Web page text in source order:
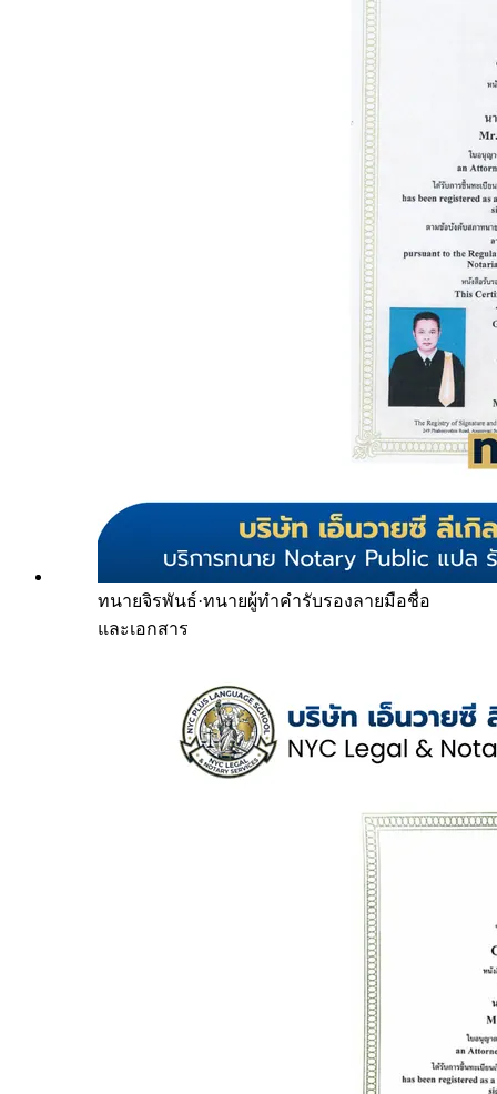
ทนายจิรพันธ์·ทนายผู้ทำคำรับรองลายมือชื่อ
และเอกสาร